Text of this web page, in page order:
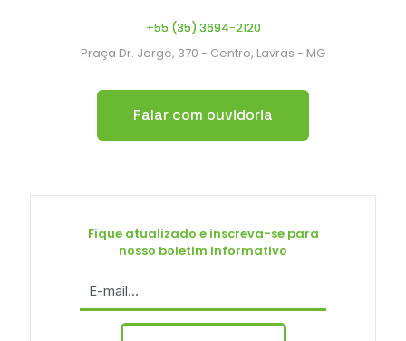
+55 (35) 3694-2120
Praça Dr. Jorge, 370 - Centro, Lavras - MG
Falar com ouvidoria
Fique atualizado e inscreva-se para
nosso boletim informativo